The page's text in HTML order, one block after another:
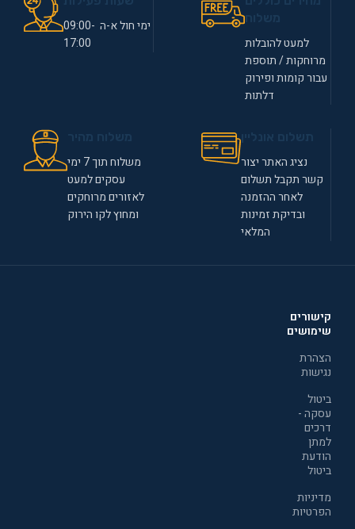
למעט להובלות
מרוחקות / תוספת
עבור קומות ופירוק
דלתות
ימי חול א-ה 09:00-
17:00
נציג האתר יצור
קשר תקבל תשלום
לאחר ההזמנה
ובדיקת זמינות
המלאי
משלוח תוך 7 ימי
עסקים למעט
לאזורים מרוחקים
ומחוץ לקו הירוק
קישורים
שימושים
הצהרת
נגישות
ביטול
עסקה -
דרכים
למתן
הודעת
ביטול
מדיניות
הפרטיות